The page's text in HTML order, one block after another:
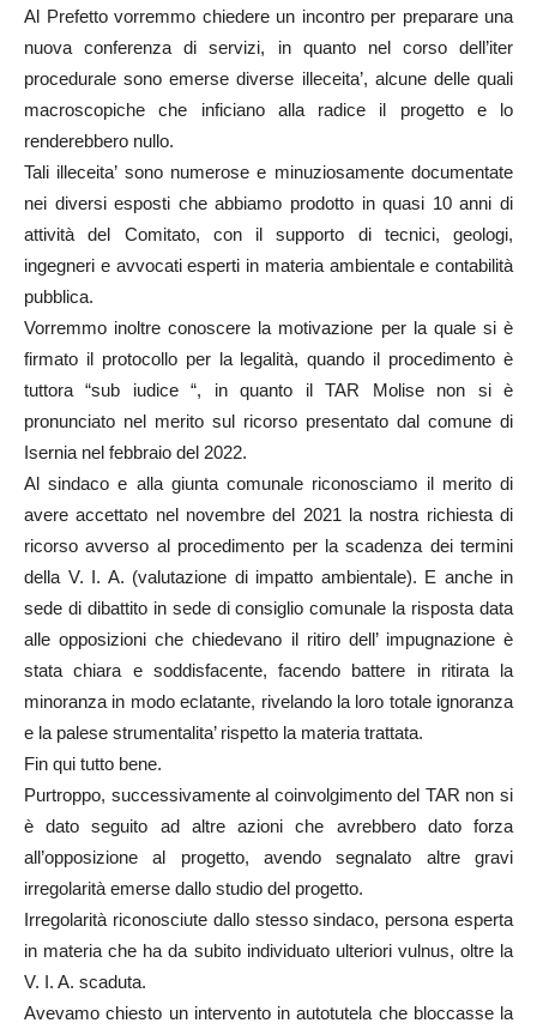
Al Prefetto vorremmo chiedere un incontro per preparare una
nuova conferenza di servizi, in quanto nel corso dell’iter
procedurale sono emerse diverse illeceita’, alcune delle quali
macroscopiche che inficiano alla radice il progetto e lo
renderebbero nullo.
Tali illeceita’ sono numerose e minuziosamente documentate
nei diversi esposti che abbiamo prodotto in quasi 10 anni di
attività del Comitato, con il supporto di tecnici, geologi,
ingegneri e avvocati esperti in materia ambientale e contabilità
pubblica.
Vorremmo inoltre conoscere la motivazione per la quale si è
firmato il protocollo per la legalità, quando il procedimento è
tuttora “sub iudice “, in quanto il TAR Molise non si è
pronunciato nel merito sul ricorso presentato dal comune di
Isernia nel febbraio del 2022.
Al sindaco e alla giunta comunale riconosciamo il merito di
avere accettato nel novembre del 2021 la nostra richiesta di
ricorso avverso al procedimento per la scadenza dei termini
della V. I. A. (valutazione di impatto ambientale). E anche in
sede di dibattito in sede di consiglio comunale la risposta data
alle opposizioni che chiedevano il ritiro dell’ impugnazione è
stata chiara e soddisfacente, facendo battere in ritirata la
minoranza in modo eclatante, rivelando la loro totale ignoranza
e la palese strumentalita’ rispetto la materia trattata.
Fin qui tutto bene.
Purtroppo, successivamente al coinvolgimento del TAR non si
è dato seguito ad altre azioni che avrebbero dato forza
all’opposizione al progetto, avendo segnalato altre gravi
irregolarità emerse dallo studio del progetto.
Irregolarità riconosciute dallo stesso sindaco, persona esperta
in materia che ha da subito individuato ulteriori vulnus, oltre la
V. I. A. scaduta.
Avevamo chiesto un intervento in autotutela che bloccasse la